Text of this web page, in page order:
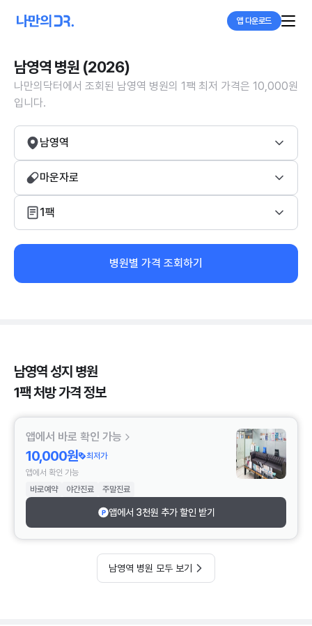
앱 다운로드
남영역 병원 (2026)
나만의닥터에서 조회된 남영역 병원의 1팩 최저 가격은 10,000원
입니다.
남영역
마운자로
1팩
병원별 가격 조회하기
남영역 성지 병원
1팩 처방 가격 정보
앱에서 바로 확인 가능
10,000원
최저가
앱에서 확인 가능
바로예약
야간진료 주말진료
앱에서 3천원 추가 할인 받기
남영역 병원 모두 보기